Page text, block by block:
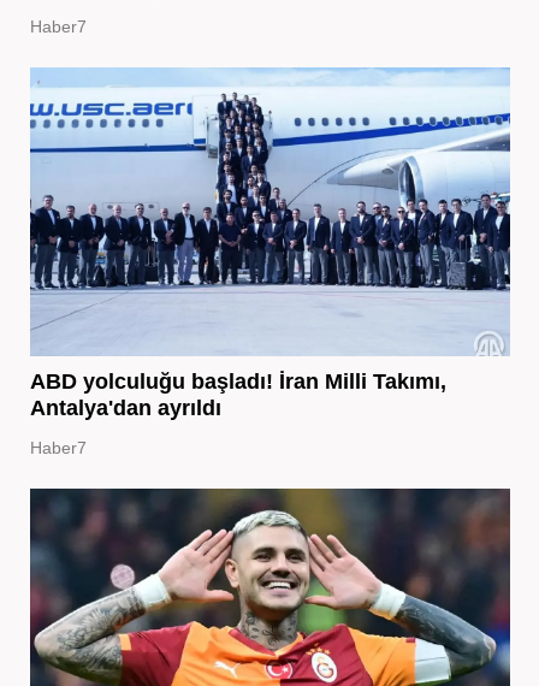
Haber7
ABD yolculuğu başladı! İran Milli Takımı,
Antalya'dan ayrıldı
Haber7